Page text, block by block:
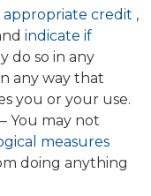
appropriate credit ,
indicate if
do so in any
any way that
you or your use.
You may not
measures
doing anything